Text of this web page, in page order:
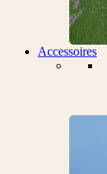
Accessoires